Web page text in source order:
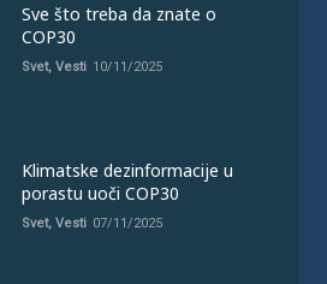
Sve što treba da znate o
COP30
Svet, Vesti 10/11/2025
Klimatske dezinformacije u
porastu uoči COP30
Svet, Vesti 07/11/2025